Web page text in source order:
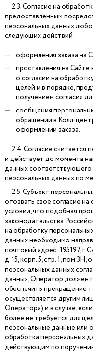
2.3. Согласие на
предоставленным
персональных данных
следующих действий:
оформления заказа на
проставления на
о согласии на
целей и в порядке,
получением согласия
сообщения
обращении в Колл-
оформлении заказа.
2.4. Согласие считается
и действует до момента
данных
персональных данных по
2.5. Субъект
отозвать свое согласие
условии, что подобная
законодательства
на обработку
данных необходимо
почтовый адрес: 195197, г.
д. 15, корп. 5, стр. 1,
персональных данных
данных, Оператор должен
обеспечить прекращение
осуществляется другим
Оператора) и в случае,
более не требуется для
персональные данные или
обработка персональных
действующим по